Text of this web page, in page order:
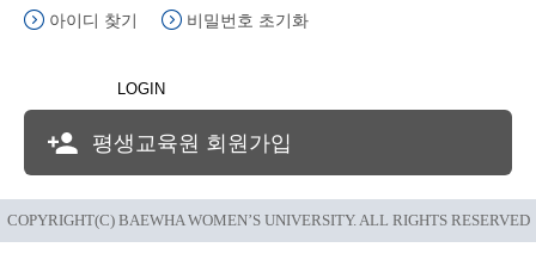
아이디 찾기
비밀번호 초기화
LOGIN
평생교육원 회원가입
COPYRIGHT(C) BAEWHA WOMEN’S UNIVERSITY. ALL RIGHTS RESERVED